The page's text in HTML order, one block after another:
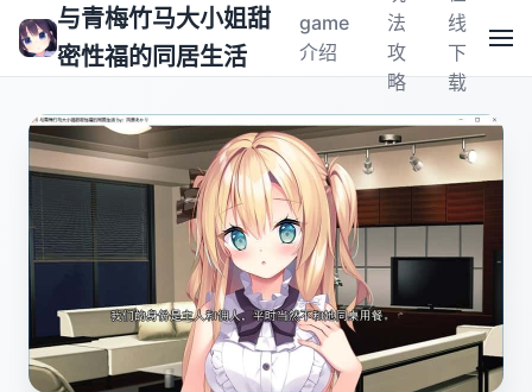
与青梅竹马大小姐甜
密性福的同居生活
game
介绍
法
攻
略
线
下
载